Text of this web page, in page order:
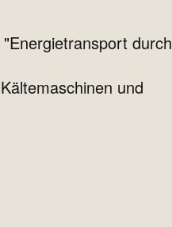
durch
und